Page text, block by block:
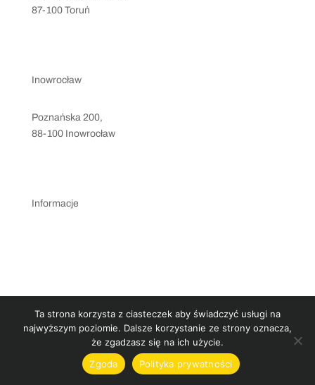
87-100 Toruń
Inowrocław
Poznańska 200,
88-100 Inowrocław
Informacje
Ta strona korzysta z ciasteczek aby świadczyć usługi na
najwyższym poziomie. Dalsze korzystanie ze strony oznacza,
że zgadzasz się na ich użycie.
Zgoda
Polityka prywatności